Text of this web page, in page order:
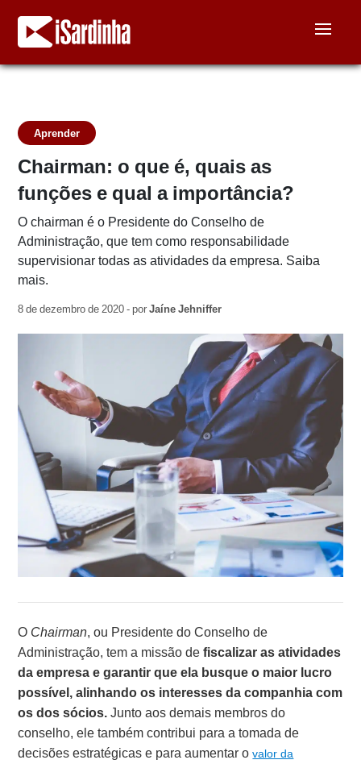
Aprender
Chairman: o que é, quais as
funções e qual a importância?
O chairman é o Presidente do Conselho de
Administração, que tem como responsabilidade
supervisionar todas as atividades da empresa. Saiba
mais.
8 de dezembro de 2020 - porJaíne Jehniffer
O Chairman, ou Presidente do Conselho de
Administração, tem a missão defiscalizar as atividades
da empresa e garantir que ela busque o maior lucro
possível, alinhando os interesses da companhia com
os dos sócios.Junto aos demais membros do
conselho, ele também contribui para a tomada de
decisões estratégicas e para aumentar ovalor da